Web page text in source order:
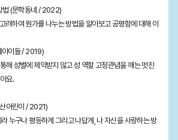
법 (문학동네 / 2022)
려하여 뭔가를 나누는 방법을 알아보고 공평함에 대해 이
아이들 / 2019)
해 성별에 제약받지 않고 성 역할 고정관념을 깨는 멋진
요.
어린이 / 2021)
누구나 평등하게 그리고 나답게, 나 자신을 사랑하는 방